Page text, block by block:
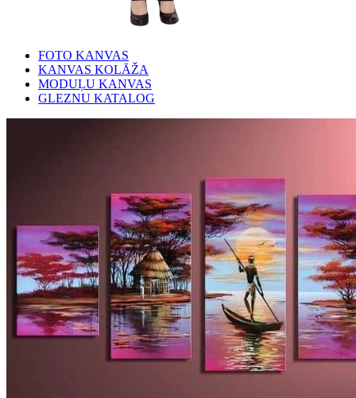
FOTO KANVAS
KANVAS KOLĀŽA
MODUĻU KANVAS
GLEZNU KATALOG